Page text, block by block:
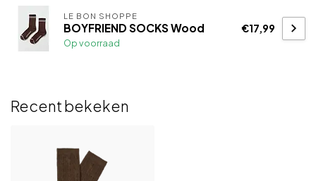
LE BON SHOPPE
BOYFRIEND SOCKS Wood
Op voorraad
€17,99
Recent bekeken